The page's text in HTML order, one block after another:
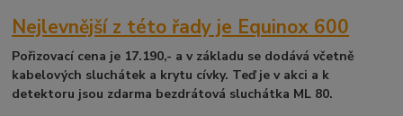
Nejlevnější z této řady je Equinox 600
Pořizovací cena je 17.190,- a v základu se dodává včetně
kabelových sluchátek a krytu cívky. Teď je v akci a k
detektoru jsou zdarma bezdrátová sluchátka ML 80.